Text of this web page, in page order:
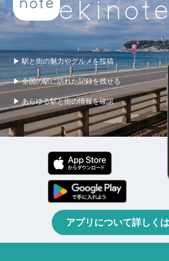
▶ 駅と街の魅力やグルメを投稿
▶ 全国の駅に訪れた記録を残せる
▶ あらゆる駅と街の情報を確認
アプリについて詳しく